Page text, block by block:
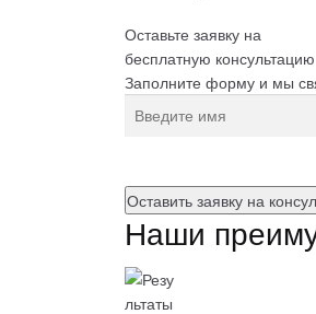
Оставьте заявку на
бесплатную консультацию
Заполните форму и мы
Наши